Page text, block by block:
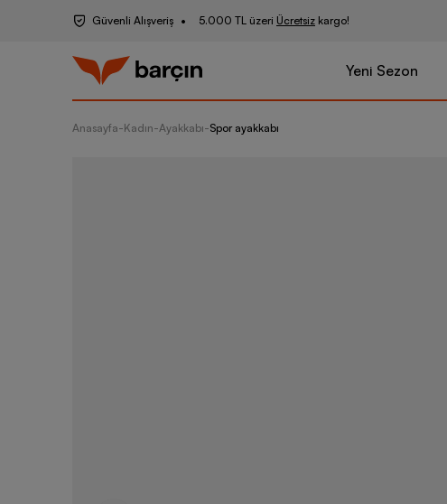
Güvenli Alışveriş 5.000 TL üzeri Ücretsiz kargo!
Yeni Sezon
Anasayfa-Kadın-Ayakkabı-Spor ayakkabı